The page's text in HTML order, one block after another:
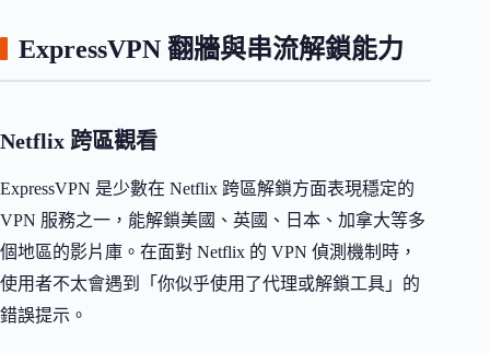
ExpressVPN 翻牆與串流解鎖能力
Netflix 跨區觀看
ExpressVPN 是少數在 Netflix 跨區解鎖方面表現穩定的
VPN 服務之一，能解鎖美國、英國、日本、加拿大等多
個地區的影片庫。在面對 Netflix 的 VPN 偵測機制時，
使用者不太會遇到「你似乎使用了代理或解鎖工具」的
錯誤提示。